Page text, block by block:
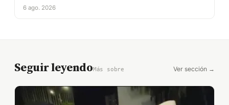
6 ago. 2026
Seguir leyendoMás sobre Ver sección →